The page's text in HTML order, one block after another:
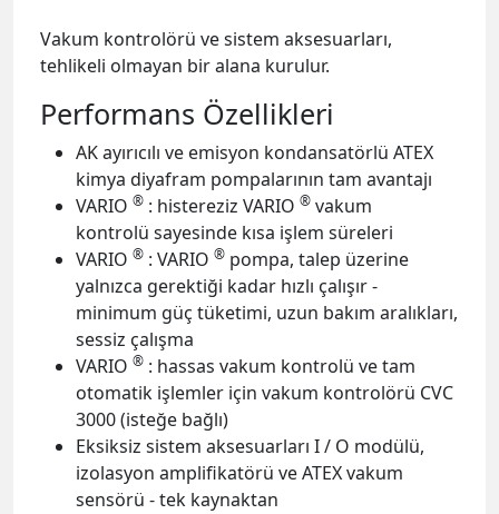
Vakum kontrolörü ve sistem aksesuarları,
tehlikeli olmayan bir alana kurulur.
Performans Özellikleri
AK ayırıcılı ve emisyon kondansatörlü ATEX
kimya diyafram pompalarının tam avantajı
VARIO ® : histereziz VARIO ® vakum
kontrolü sayesinde kısa işlem süreleri
VARIO ® : VARIO ® pompa, talep üzerine
yalnızca gerektiği kadar hızlı çalışır -
minimum güç tüketimi, uzun bakım aralıkları,
sessiz çalışma
VARIO ® : hassas vakum kontrolü ve tam
otomatik işlemler için vakum kontrolörü CVC
3000 (isteğe bağlı)
Eksiksiz sistem aksesuarları I / O modülü,
izolasyon amplifikatörü ve ATEX vakum
sensörü - tek kaynaktan